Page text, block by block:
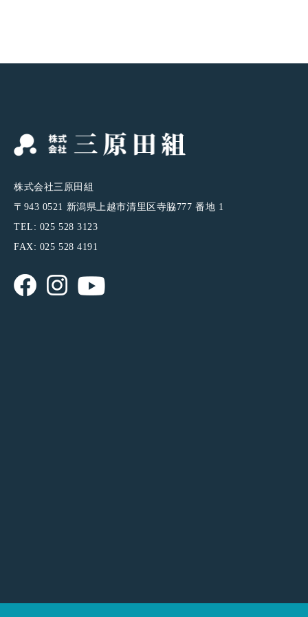
株式会社三原田組
〒943 0521 新潟県上越市清里区寺脇777 番地 1
TEL: 025 528 3123
FAX: 025 528 4191